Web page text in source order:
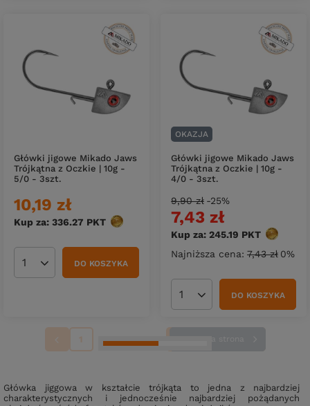
Główki jigowe Mikado Jaws
Trójkątna z Oczkie | 10g -
5/0 - 3szt.
10,19 zł
Kup za: 336.27 PKT punktów
Ilość produktówDO KOSZYKA
OKAZJA
Główki jigowe Mikado Jaws
Trójkątna z Oczkie | 10g -
4/0 - 3szt.
7,43 zł
Kup za: 245.19 PKT punktów
Najniższa cena: 7,43 zł 0%
9,90 zł -25%
Ilość produktówDO KOSZYKA
1 2 3 4
Główka jiggowa w kształcie trójkąta to jedna z najbardziej
charakterystycznych i jednocześnie najbardziej pożądanych